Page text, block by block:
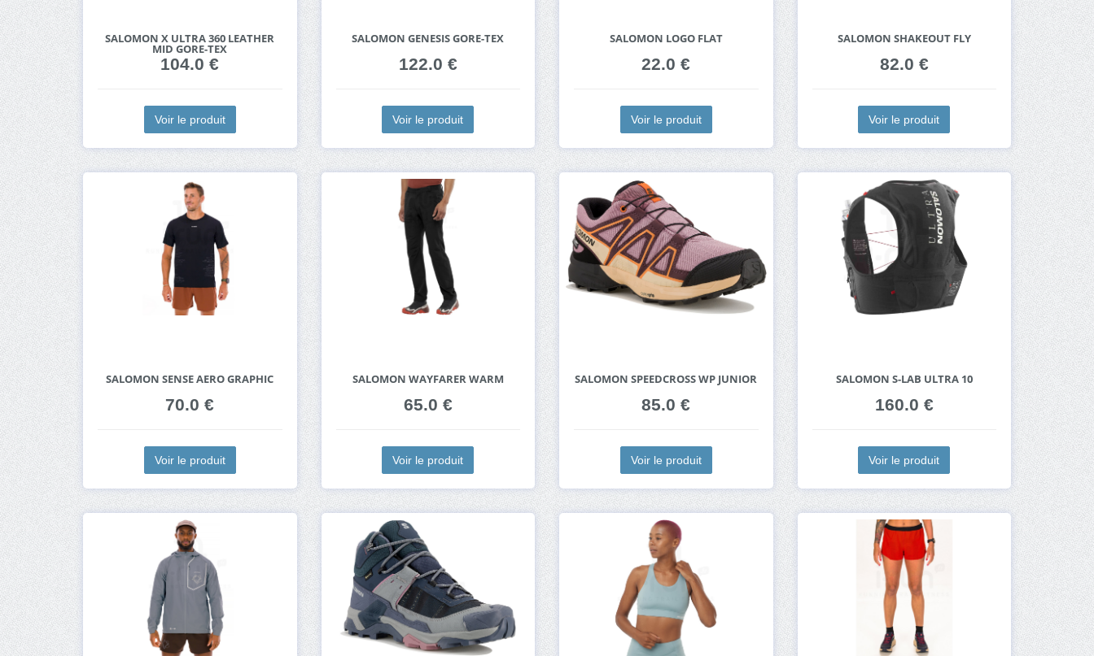
SALOMON X ULTRA 360 LEATHER
MID GORE-TEX
104.0 €
Voir le produit
SALOMON GENESIS GORE-TEX
122.0 €
Voir le produit
SALOMON LOGO FLAT
22.0 €
Voir le produit
SALOMON SHAKEOUT FLY
82.0 €
Voir le produit
SALOMON SENSE AERO GRAPHIC
70.0 €
Voir le produit
SALOMON WAYFARER WARM
65.0 €
Voir le produit
SALOMON SPEEDCROSS WP JUNIOR
85.0 €
Voir le produit
SALOMON S-LAB ULTRA 10
160.0 €
Voir le produit